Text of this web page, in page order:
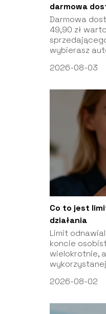
darmowa
Darmowa
49,90 zł
wybierasz
2026-08-03
Co to jest
działania
Limit
koncie
wielokrotnie,
2026-08-02